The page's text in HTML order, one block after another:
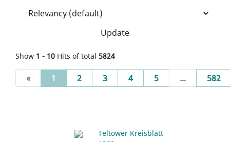
Update
Show 1 - 10 Hits of total 5824
« 1 (current)
2 3 4 5 ... 582
Teltower Kreisblatt